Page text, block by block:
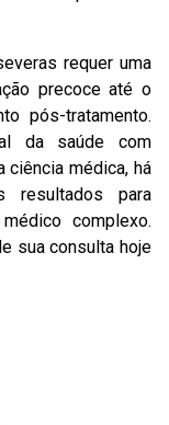
requer uma
precoce até o
pós-tratamento.
da saúde com
ciência médica, há
resultados para
complexo.
sua consulta hoje